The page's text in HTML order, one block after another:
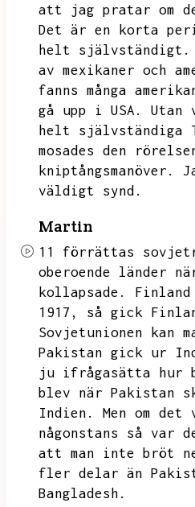
att jag pratar om
Det är en korta
helt självständigt.
av mexikaner och
fanns många
gå upp i USA.
Utan
helt självständiga
mosades den
kniptångsmanöver.
väldigt synd.
Martin
11 förrättas
oberoende länder
kollapsade.
1917,
så gick
Sovjetunionen kan
Pakistan gick ur
ju ifrågasätta hur
blev när Pakistan
Indien.
Men om
någonstans så var
att man inte bröt
fler delar än
Bangladesh.